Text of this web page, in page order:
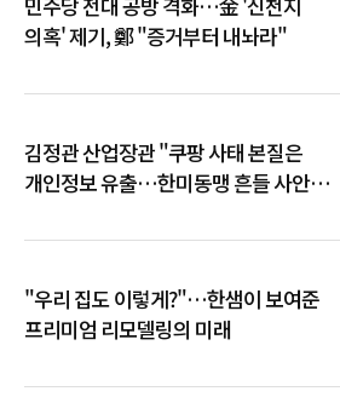
의혹' 제기, 鄭 "증거부터 내놔라"
김정관 산업장관 "쿠팡 사태 본질은
개인정보 유출…한미동맹 흔들 사안
"우리 집도 이렇게?"…한샘이 보여준
프리미엄 리모델링의 미래